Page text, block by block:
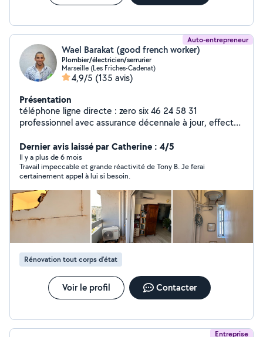
Auto-entrepreneur
Wael Barakat (good french worker)
Plombier/électricien/serrurier
Marseille (Les Friches-Cadenat)
4,9/5 (135 avis)
Présentation
téléphone ligne directe : zero six 46 24 58 31
professionnel avec assurance décennale à jour, effectue
dans mon bagage . Si besoin Téléphonez directement
Dernier avis laissé par Catherine : 4/5
Il y a plus de 6 mois
Travail impeccable et grande réactivité de Tony B. Je ferai
certainement appel à lui si besoin.
Rénovation tout corps d’état
Voir le profil Contacter
Entreprise